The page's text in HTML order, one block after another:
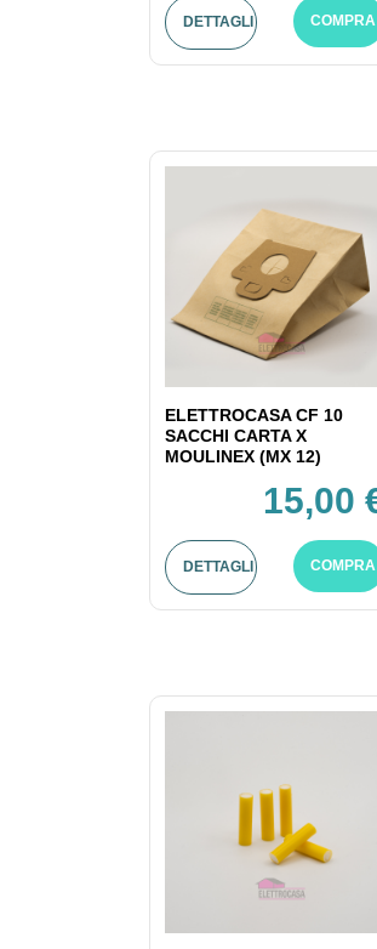
DETTAGLI COMPRA
ELETTROCASA CF 10
SACCHI CARTA X
MOULINEX (MX 12)
15,00
DETTAGLI COMPRA